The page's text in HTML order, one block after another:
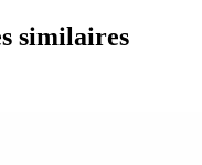
similaires